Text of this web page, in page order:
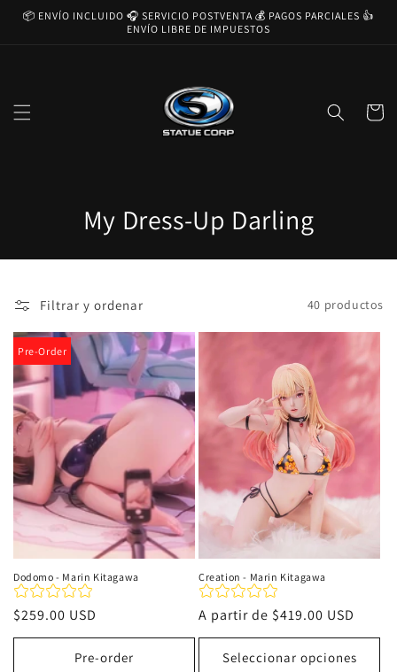
directamente
📦 ENVÍO INCLUIDO 🎧 SERVICIO POSTVENTA 💰 PAGOS PARCIALES 👍
ENVÍO LIBRE DE IMPUESTOS
Carrito
C
o
e
c
c
i
ó
n
:
My Dress-Up Darling
Filtrar y ordenar 40 productos
Pre-Order
Dodomo - Marin Kitagawa
Precio
habitual
$259.00 USD
Pre-order
Creation - Marin Kitagawa
Precio
habitual
A partir de $419.00 USD
Seleccionar opciones